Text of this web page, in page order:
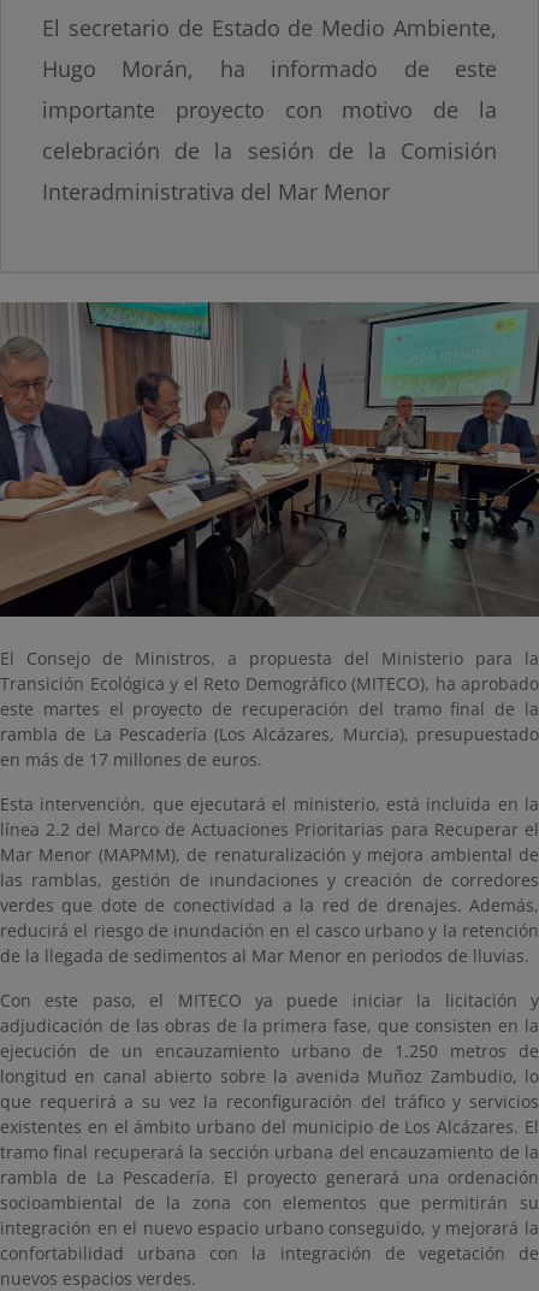
El secretario de Estado de Medio Ambiente,
Hugo Morán, ha informado de este
importante proyecto con motivo de la
celebración de la sesión de la Comisión
Interadministrativa del Mar Menor
El Consejo de Ministros, a propuesta del Ministerio para la
Transición Ecológica y el Reto Demográfico (MITECO), ha aprobado
este martes el proyecto de recuperación del tramo final de la
rambla de La Pescadería (Los Alcázares, Murcia), presupuestado
en más de 17 millones de euros.
Esta intervención, que ejecutará el ministerio, está incluida en la
línea 2.2 del Marco de Actuaciones Prioritarias para Recuperar el
Mar Menor (MAPMM), de renaturalización y mejora ambiental de
las ramblas, gestión de inundaciones y creación de corredores
verdes que dote de conectividad a la red de drenajes. Además,
reducirá el riesgo de inundación en el casco urbano y la retención
de la llegada de sedimentos al Mar Menor en periodos de lluvias.
Con este paso, el MITECO ya puede iniciar la licitación y
adjudicación de las obras de la primera fase, que consisten en la
ejecución de un encauzamiento urbano de 1.250 metros de
longitud en canal abierto sobre la avenida Muñoz Zambudio, lo
que requerirá a su vez la reconfiguración del tráfico y servicios
existentes en el ámbito urbano del municipio de Los Alcázares. El
tramo final recuperará la sección urbana del encauzamiento de la
rambla de La Pescadería. El proyecto generará una ordenación
socioambiental de la zona con elementos que permitirán su
integración en el nuevo espacio urbano conseguido, y mejorará la
confortabilidad urbana con la integración de vegetación de
nuevos espacios verdes.